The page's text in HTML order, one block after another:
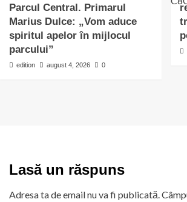
Parcul Central. Primarul
Marius Dulce: „Vom aduce
spiritul apelor în mijlocul
parcului”
edition august 4, 2026 0
Lasă un răspuns
Adresa ta de email nu va fi publicată.